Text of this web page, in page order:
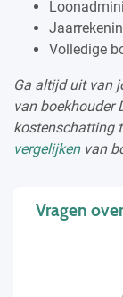
Volledige
Ga altijd uit van
van boekhouder
kostenschatting
vergelijkenvan
Vragen